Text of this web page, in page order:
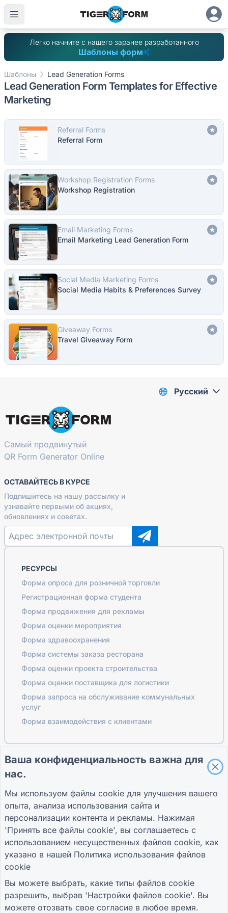
Легко начните с нашего заранее разработанного
Шаблоны форм
Шаблоны Lead Generation Forms
Lead Generation Form Templates for Effective
Marketing
Referral Forms
Referral Form
Workshop Registration Forms
Workshop Registration
Email Marketing Forms
Email Marketing Lead Generation Form
Social Media Marketing Forms
Social Media Habits & Preferences Survey
Giveaway Forms
Travel Giveaway Form
Самый продвинутый
QR Form Generator Online
ОСТАВАЙТЕСЬ В КУРСЕ
Подпишитесь на нашу рассылку и
узнавайте первыми об акциях,
обновлениях и советах.
РЕСУРСЫ
Форма опроса для розничной торговли
Регистрационная форма студента
Форма продвижения для рекламы
Форма оценки мероприятия
Форма здравоохранения
Форма системы заказа ресторана
Форма оценки проекта строительства
Форма оценки поставщика для логистики
Форма запроса на обслуживание коммунальных
услуг
Форма взаимодействия с клиентами
ПРИСОЕДИНЯЙТЕСЬ К СООБЩЕСТВУ
ПУТЕВОДИТЕЛИ
Справочный центр
TIGER FORM
Руководство
КОМПАНИЯ
УСЛОВИЯ
конфиденциальности
Настройки файлов
cookie
Pусский
© 2026 QR Form Generator. All rights reserved.
Ваша конфиденциальность важна для
нас.
Мы используем файлы cookie для улучшения вашего
опыта, анализа использования сайта и
персонализации контента и рекламы. Нажимая
'Принять все файлы cookie', вы соглашаетесь с
использованием несущественных файлов cookie, как
указано в нашей Политика использования файлов
cookie
Вы можете выбрать, какие типы файлов cookie
разрешить, выбрав 'Настройки файлов cookie'. Вы
можете отозвать свое согласие в любое время.